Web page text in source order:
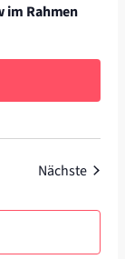
im Rahmen
Nächste